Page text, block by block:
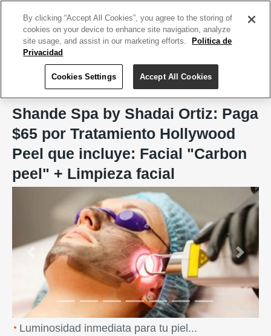
Shande Spa by Shadai Ortiz
Shande Spa by Shadai Ortiz: Paga
$65 por Tratamiento Hollywood
Peel que incluye: Facial "Carbon
peel" + Limpieza facial
Previous Next
Luminosidad inmediata para tu piel...
By clicking “Accept All Cookies”, you agree to the storing of
cookies on your device to enhance site navigation, analyze
site usage, and assist in our marketing efforts.
Politica de
Privacidad
Cookies Settings Accept All Cookies